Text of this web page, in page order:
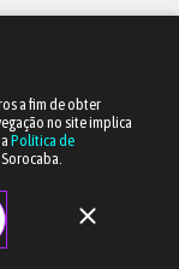
a fim de obter
no site implica
Política de
close